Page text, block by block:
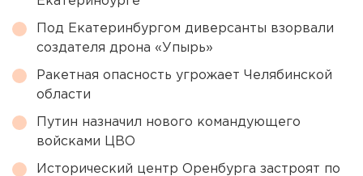
Под Екатеринбургом диверсанты взорвали
создателя дрона «Упырь»
Ракетная опасность угрожает Челябинской
области
Путин назначил нового командующего
войсками ЦВО
Исторический центр Оренбурга застроят по